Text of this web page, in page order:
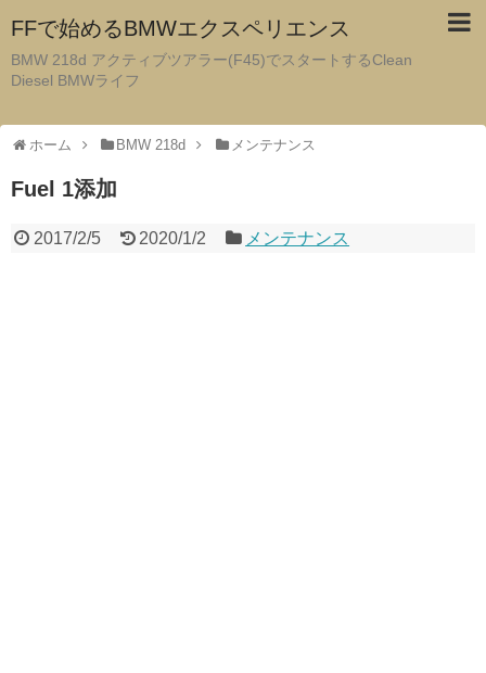
FFで始めるBMWエクスペリエンス
BMW 218d アクティブツアラー(F45)でスタートするClean
Diesel BMWライフ
ホーム BMW 218d メンテナンス
Fuel 1添加
2017/2/5 2020/1/2 メンテナンス